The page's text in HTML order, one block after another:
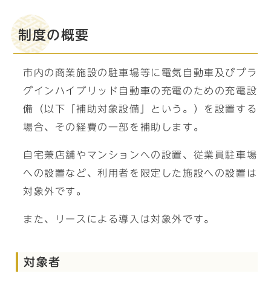
制度の概要
市内の商業施設の駐車場等に電気自動車及びプラ
グインハイブリッド自動車の充電のための充電設
備（以下「補助対象設備」という。）を設置する
場合、その経費の一部を補助します。
自宅兼店舗やマンションへの設置、従業員駐車場
への設置など、利用者を限定した施設への設置は
対象外です。
また、リースによる導入は対象外です。
対象者